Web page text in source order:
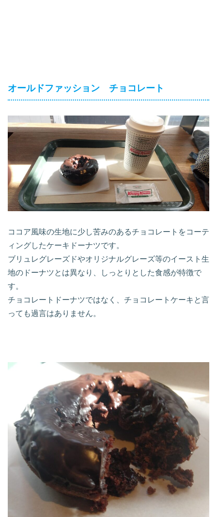
オールドファッション チョコレート
ココア風味の生地に少し苦みのあるチョコレートをコーテ
ィングしたケーキドーナツです。
ブリュレグレーズドやオリジナルグレーズ等のイースト生
地のドーナツとは異なり、しっとりとした食感が特徴で
す。
チョコレートドーナツではなく、チョコレートケーキと言
っても過言はありません。